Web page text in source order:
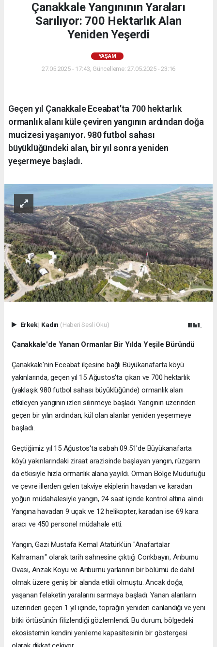
Çanakkale Yangınının Yaraları
Sarılıyor: 700 Hektarlık Alan
Yeniden Yeşerdi
YAŞAM
27.05.2025 - 17:43, Güncelleme: 27.05.2025 - 23:16
Geçen yıl Çanakkale Eceabat'ta 700 hektarlık
ormanlık alanı küle çeviren yangının ardından doğa
mucizesi yaşanıyor. 980 futbol sahası
büyüklüğündeki alan, bir yıl sonra yeniden
yeşermeye başladı.
Erkek| Kadın (Haberi Sesli Oku)
Çanakkale'de Yanan Ormanlar Bir Yılda Yeşile Büründü
Çanakkale'nin Eceabat ilçesine bağlı Büyükanafarta köyü
yakınlarında, geçen yıl 15 Ağustos'ta çıkan ve 700 hektarlık
(yaklaşık 980 futbol sahası büyüklüğünde) ormanlık alanı
etkileyen yangının izleri silinmeye başladı. Yangının üzerinden
geçen bir yılın ardından, kül olan alanlar yeniden yeşermeye
başladı.
Geçtiğimiz yıl 15 Ağustos'ta sabah 09.51'de Büyükanafarta
köyü yakınlarındaki ziraat arazisinde başlayan yangın, rüzgarın
da etkisiyle hızla ormanlık alana yayıldı. Orman Bölge Müdürlüğü
ve çevre illerden gelen takviye ekiplerin havadan ve karadan
yoğun müdahalesiyle yangın, 24 saat içinde kontrol altına alındı.
Yangına havadan 9 uçak ve 12 helikopter, karadan ise 69 kara
aracı ve 450 personel müdahale etti.
Yangın, Gazi Mustafa Kemal Atatürk'ün "Anafartalar
Kahramanı" olarak tarih sahnesine çıktığı Conkbayırı, Arıburnu
Ovası, Anzak Koyu ve Arıburnu yarlarının bir bölümü de dahil
olmak üzere geniş bir alanda etkili olmuştu. Ancak doğa,
yaşanan felaketin yaralarını sarmaya başladı. Yanan alanların
üzerinden geçen 1 yıl içinde, toprağın yeniden canlandığı ve yeni
bitki örtüsünün filizlendiği gözlemlendi. Bu durum, bölgedeki
ekosistemin kendini yenileme kapasitesinin bir göstergesi